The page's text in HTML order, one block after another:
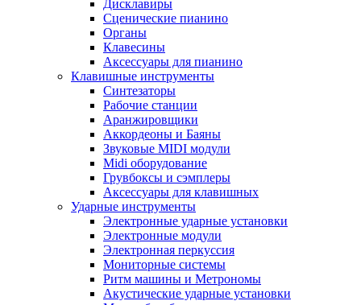
Дисклавиры
Сценические пианино
Органы
Клавесины
Аксессуары для пианино
Клавишные инструменты
Синтезаторы
Рабочие станции
Аранжировщики
Аккордеоны и Баяны
Звуковые MIDI модули
Midi оборудование
Грувбоксы и сэмплеры
Аксессуары для клавишных
Ударные инструменты
Электронные ударные установки
Электронные модули
Электронная перкуссия
Мониторные системы
Ритм машины и Метрономы
Акустические ударные установки